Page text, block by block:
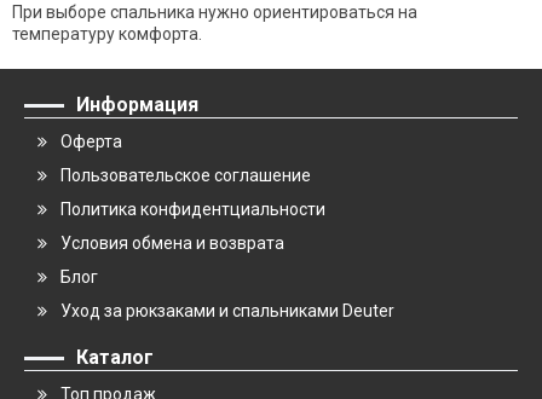
При выборе спальника нужно ориентироваться на
температуру комфорта.
Информация
Оферта
Пользовательское соглашение
Политика конфидентциальности
Условия обмена и возврата
Блог
Уход за рюкзаками и спальниками Deuter
Каталог
Топ продаж